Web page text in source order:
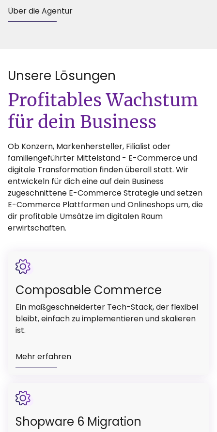
Über die Agentur
Unsere Lösungen
Profitables Wachstum
für dein Business
Ob Konzern, Markenhersteller, Filialist oder
familiengeführter Mittelstand - E-Commerce und
digitale Transformation finden überall statt. Wir
entwickeln für dich eine auf dein Business
zugeschnittene E-Commerce Strategie und setzen
E-Commerce Plattformen und Onlineshops um, die
dir profitable Umsätze im digitalen Raum
erwirtschaften.
Composable Commerce
Ein maßgeschneiderter Tech-Stack, der flexibel
bleibt, einfach zu implementieren und skalieren
ist.
Mehr erfahren
Shopware 6 Migration